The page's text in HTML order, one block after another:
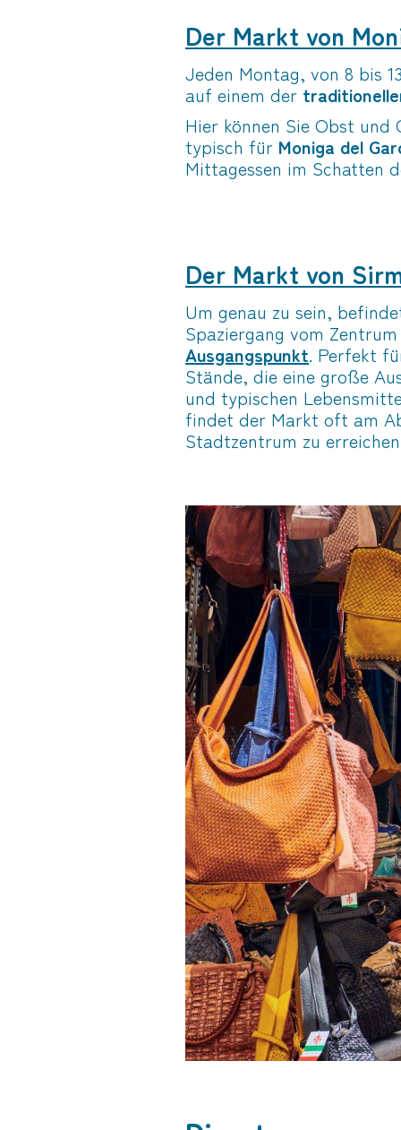
Der Markt von
Jeden Montag, von 8 bis
auf einem der
Hier können Sie Obst und
typisch für Moniga del
Mittagessen im Schatten
Der Markt von
Um genau zu sein,
Spaziergang vom
Ausgangspunkt. Perfekt
Stände, die eine große
und typischen
findet der Markt oft am
Stadtzentrum zu